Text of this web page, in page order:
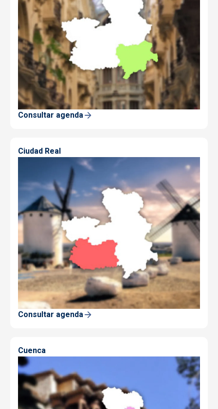
Consultar agenda
Ciudad Real
Consultar agenda
Cuenca